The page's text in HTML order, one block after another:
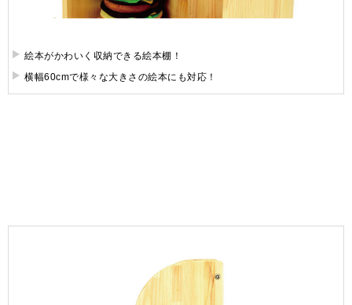
絵本がかわいく収納できる絵本棚！
横幅60cmで様々な大きさの絵本にも対応！